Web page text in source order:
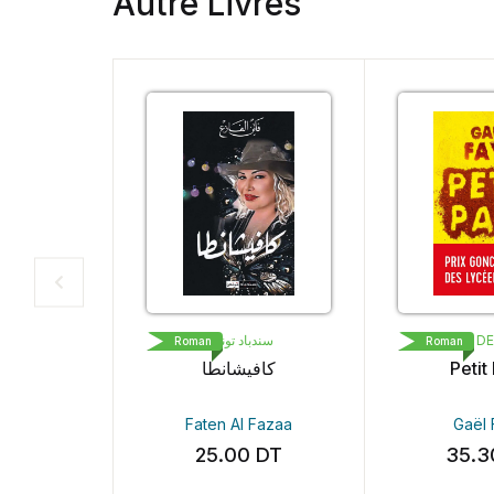
سندباد تونس
كافيشانطا
Faten Al Fazaa
25.00DT
Roman LIVRE DE
Petit Pays
Gaël Faye
35.30
Roman